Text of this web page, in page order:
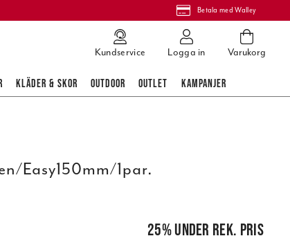
Betala med Walley
Kundservice Logga in Varukorg
KLÄDER & SKOR OUTDOOR OUTLET KAMPANJER
Easy150mm/1par.
25%under rek. pris